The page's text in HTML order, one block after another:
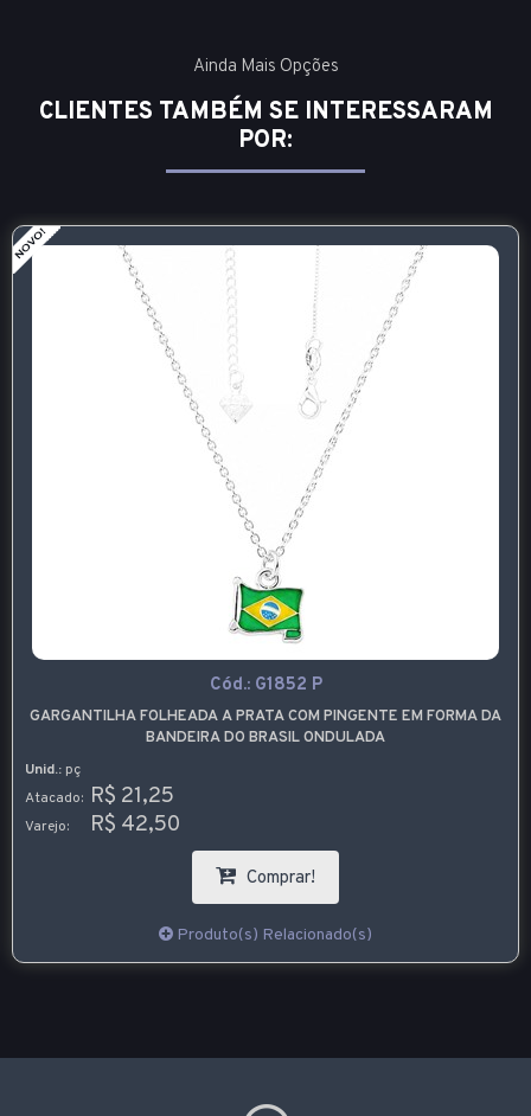
Ainda Mais Opções
CLIENTES TAMBÉM SE INTERESSARAM
POR:
Cód.: G1852 P
GARGANTILHA FOLHEADA A PRATA COM PINGENTE EM FORMA DA
BANDEIRA DO BRASIL ONDULADA
Unid.: pç
Atacado: R$ 21,25
Varejo: R$ 42,50
Comprar!
Produto(s) Relacionado(s)